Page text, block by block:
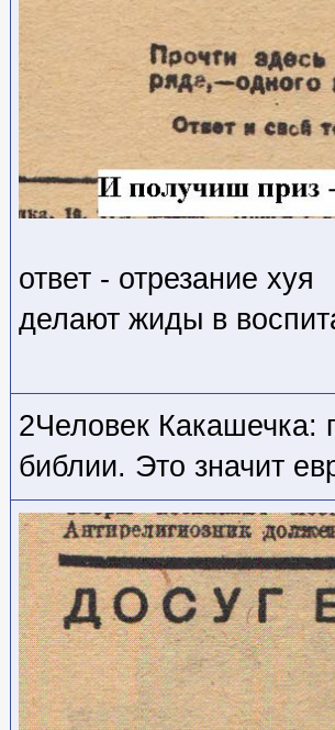
ответ - отрезание хуя
делают жиды в
2Человек Какашечка:
библии. Это значит